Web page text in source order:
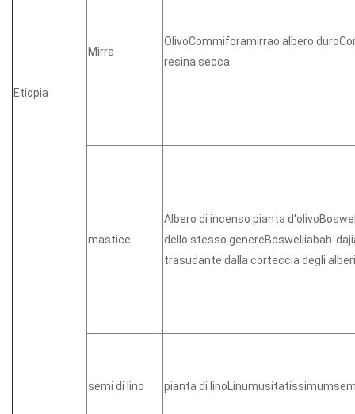
Etiopia
Mirra
OlivoCommiforamirrao albero
resina secca
mastice
Albero di incenso pianta
dello stesso genereBoswelliabah-
trasudante dalla corteccia degli alberi
semi di lino pianta di